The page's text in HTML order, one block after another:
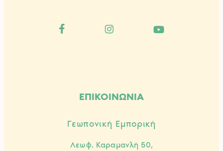
ΕΠΙΚΟΙΝΩΝΙΑ
Γεωπονική Εμπορική
Λεωφ. Καραμανλή 50,